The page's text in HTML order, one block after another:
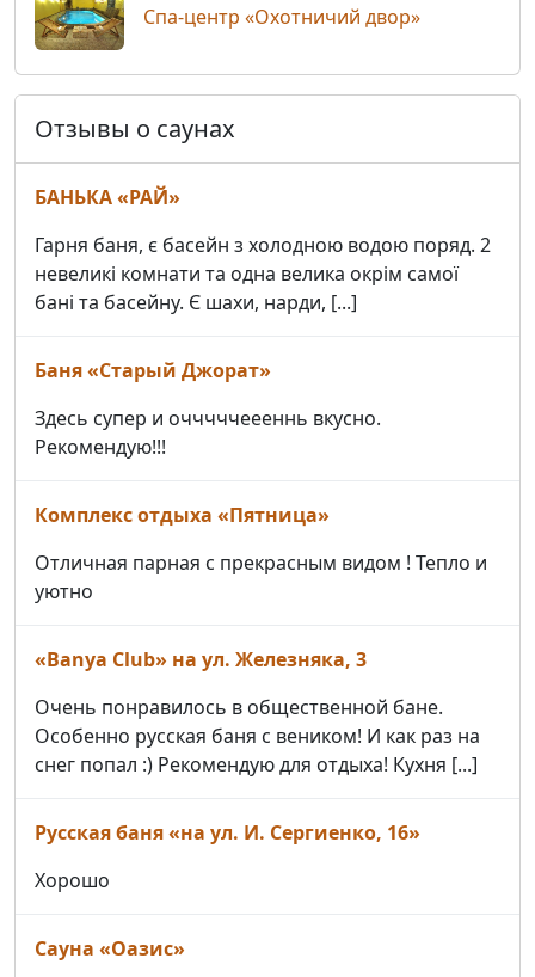
Спа-центр «Охотничий двор»
Отзывы о саунах
БАНЬКА «РАЙ»
Гарня баня, є басейн з холодною водою поряд. 2
невеликі комнати та одна велика окрім самої
бані та басейну. Є шахи, нарди, [...]
Баня «Старый Джорат»
Здесь супер и очччччеееннь вкусно.
Рекомендую!!!
Комплекс отдыха «Пятница»
Отличная парная с прекрасным видом ! Тепло и
уютно
«Banya Club» на ул. Железняка, 3
Очень понравилось в общественной бане.
Особенно русская баня с веником! И как раз на
снег попал :) Рекомендую для отдыха! Кухня [...]
Русская баня «на ул. И. Сергиенко, 16»
Хорошо
Сауна «Оазис»